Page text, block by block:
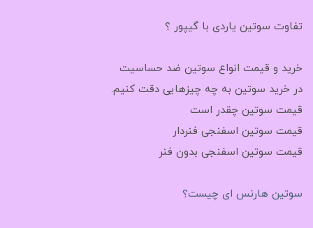
تفاوت سوتین یاردی با گیپور ؟
خرید و قیمت انواع سوتین ضد حساسیت
در خرید سوتین به چه چیزهایی دقت کنیم.
قیمت سوتین چقدر است
قیمت سوتین اسفنجی فنردار
قیمت سوتین اسفنجی بدون فنر
سوتین هارنس ای چیست؟